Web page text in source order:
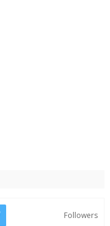
Followers